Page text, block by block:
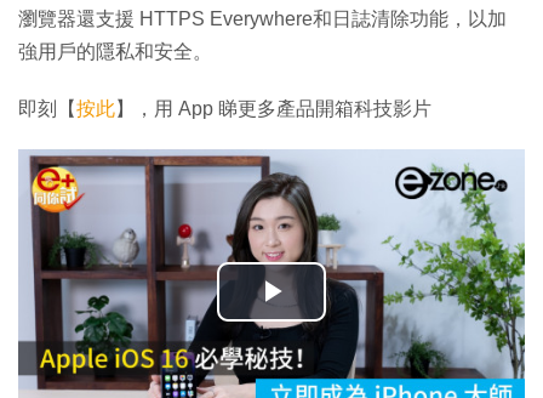
瀏覽器還支援 HTTPS Everywhere和日誌清除功能，以加
強用戶的隱私和安全。
即刻【按此】，用 App 睇更多產品開箱科技影片
播
放